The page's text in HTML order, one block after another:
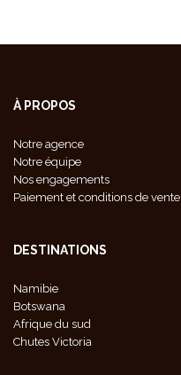
À PROPOS
Notre agence
Notre équipe
Nos engagements
Paiement et conditions de vente
DESTINATIONS
Namibie
Botswana
Afrique du sud
Chutes Victoria